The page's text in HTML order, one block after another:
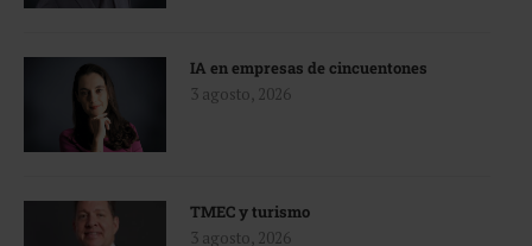
IA en empresas de cincuentones
3 agosto, 2026
TMEC y turismo
3 agosto, 2026